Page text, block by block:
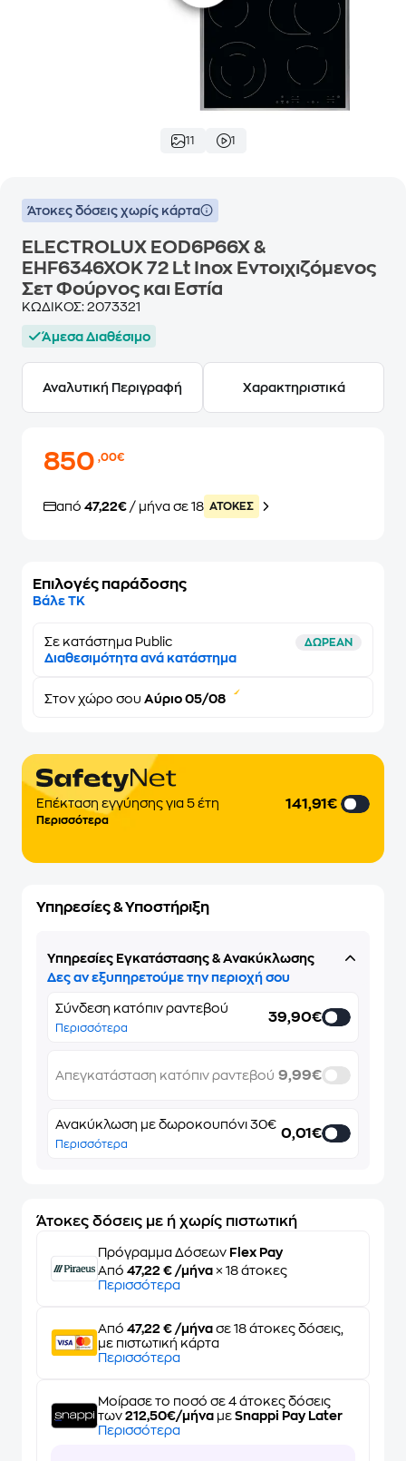
11 1
Άτοκες δόσεις χωρίς κάρτα
ELECTROLUX EOD6P66X &
EHF6346XOK 72 Lt Inox Εντοιχιζόμενος
Σετ Φούρνος και Εστία
ΚΩΔΙΚΟΣ: 2073321
Άμεσα Διαθέσιμο
Αναλυτική Περιγραφή Χαρακτηριστικά
850,00€
από 47,22€ / μήνα σε 18 ATOKEΣ
Επιλογές παράδοσης
Βάλε ΤΚ
Σε κατάστημα Public ΔΩΡΕΑΝ
Διαθεσιμότητα ανά κατάστημα
Στον χώρο σου Αύριο 05/08
Επέκταση εγγύησης για 5 έτη
Περισσότερα
141,91€
Υπηρεσίες & Υποστήριξη
Υπηρεσίες Εγκατάστασης & Ανακύκλωσης
Δες αν εξυπηρετούμε την περιοχή σου
Σύνδεση κατόπιν ραντεβού
Περισσότερα
39,90€
Απεγκατάσταση κατόπιν ραντεβού 9,99€
Ανακύκλωση με δωροκουπόνι 30€
Περισσότερα
0,01€
Άτοκες δόσεις με ή χωρίς πιστωτική
Πρόγραμμα Δόσεων Flex Pay
Από 47,22 € /μήνα × 18 άτοκες
Περισσότερα
Από 47,22 € /μήνα σε 18 άτοκες δόσεις,
με πιστωτική κάρτα
Περισσότερα
Μοίρασε το ποσό σε 4 άτοκες δόσεις
των 212,50€/μήνα με Snappi Pay Later
Περισσότερα